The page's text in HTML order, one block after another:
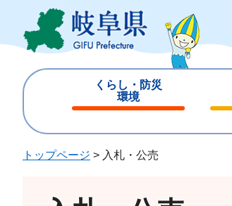
ジ
ュ
くらし・防災
環境
じ
じ
トップページ > 入札・公売